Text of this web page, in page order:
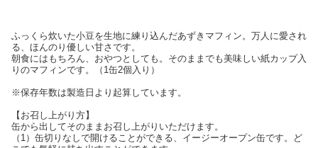
ふっくら炊いた小豆を生地に練り込んだあずきマフィン。万人に愛され
る、ほんのり優しい甘さです。
朝食にはもちろん、おやつとしても。そのままでも美味しい紙カップ入
りのマフィンです。（1缶2個入り）
※保存年数は製造日より起算しています。
【お召し上がり方】
缶から出してそのままお召し上がりいただけます。
（1）缶切りなしで開けることができる、イージーオープン缶です。ど